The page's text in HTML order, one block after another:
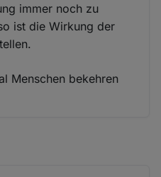
immer noch zu
ist die Wirkung der
Menschen bekehren